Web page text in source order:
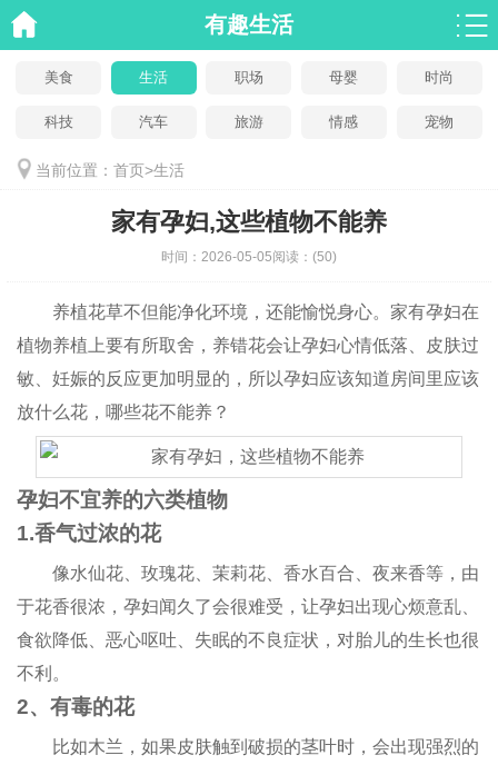
有趣生活
美食 生活 职场 母婴 时尚
科技 汽车 旅游 情感 宠物
当前位置： 首页>生活
家有孕妇,这些植物不能养
时间： 2026-05-05阅读： (50)
养植花草不但能净化环境，还能愉悦身心。家有孕妇在
植物养植上要有所取舍，养错花会让孕妇心情低落、皮肤过
敏、妊娠的反应更加明显的，所以孕妇应该知道房间里应该
放什么花，哪些花不能养？
孕妇不宜养的六类植物
1.香气过浓的花
像水仙花、玫瑰花、茉莉花、香水百合、夜来香等，由
于花香很浓，孕妇闻久了会很难受，让孕妇出现心烦意乱、
食欲降低、恶心呕吐、失眠的不良症状，对胎儿的生长也很
不利。
2、有毒的花
比如木兰，如果皮肤触到破损的茎叶时，会出现强烈的